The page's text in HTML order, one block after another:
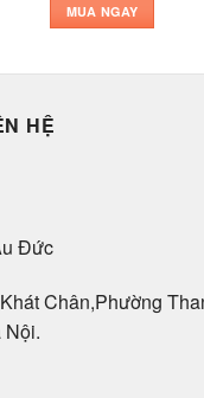
MUA NGAY
HỆ
Chân,Phường
Nội.